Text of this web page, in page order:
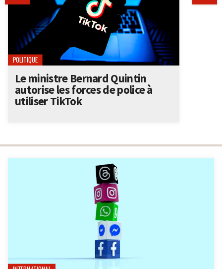
POLITIQUE
Le ministre Bernard Quintin
autorise les forces de police à
utiliser TikTok